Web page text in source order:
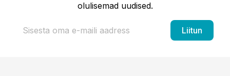
olulisemad uudised.
Liitun